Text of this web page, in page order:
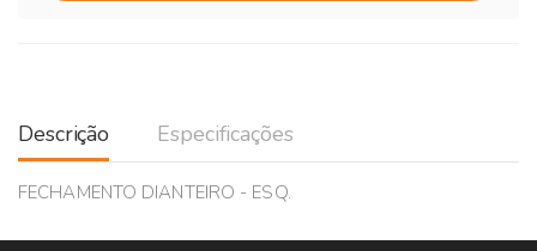
Descrição Especificações
FECHAMENTO DIANTEIRO - ESQ.